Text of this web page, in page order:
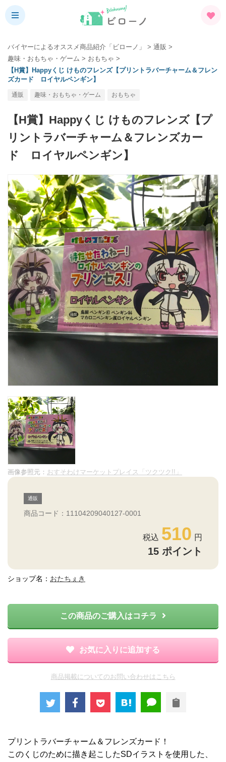
バイヤーによるオススメ商品紹介「ビローノ」 > 通販 >
趣味・おもちゃ・ゲーム > おもちゃ >
【H賞】Happyくじ けものフレンズ【プリントラバーチャーム＆フレン
ズカード ロイヤルペンギン】
通販 趣味・おもちゃ・ゲーム おもちゃ
【H賞】Happyくじ けものフレンズ【プ
リントラバーチャーム＆フレンズカー
ド ロイヤルペンギン】
画像参照元： おすそわけマーケットプレイス「ツクツク!!」
通販
商品コード：11104209040127-0001
510
15 ポイント
ショップ名： おたちぇき
この商品のご購入はコチラ
お気に入りに追加する
商品掲載についてのお問い合わせはこちら
プリントラバーチャーム＆フレンズカード！
このくじのために描き起こしたSDイラストを使用した、